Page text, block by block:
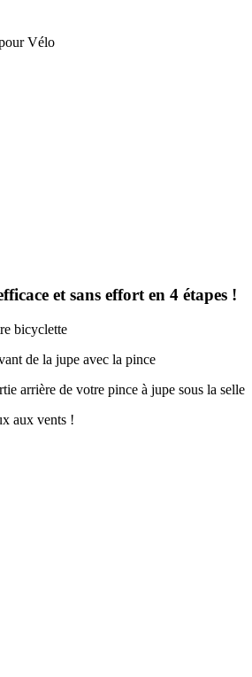
et sans effort en 4 étapes !
bicyclette
de la jupe avec la pince
arrière de votre pince à jupe sous la selle
aux vents !